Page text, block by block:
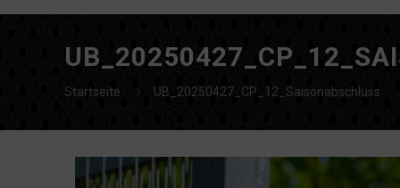
Startseite UB_20250427_CP_12_Saisonabschluss